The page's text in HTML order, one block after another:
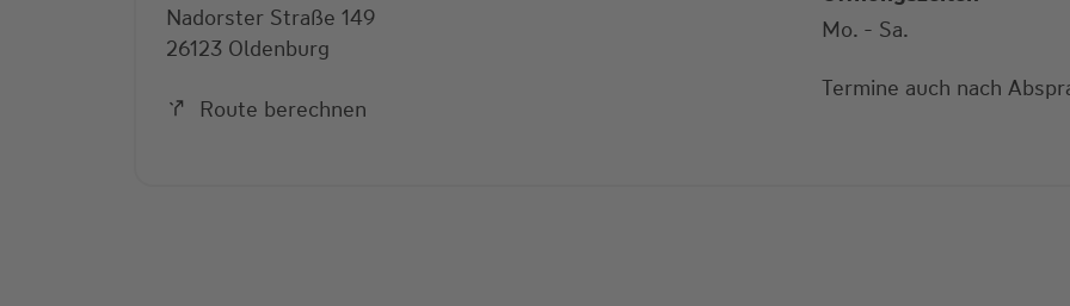
Nadorster Straße 149
26123 Oldenburg
Route berechnen
Mo. - Sa.
Termine auch nach